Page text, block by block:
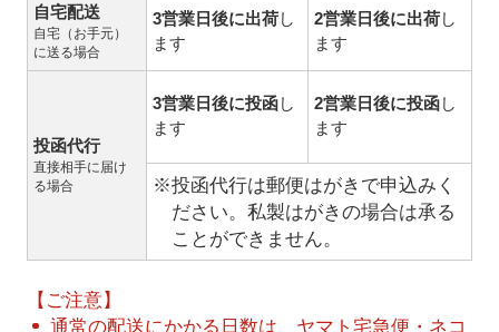
自宅配送
自宅（お手元）
に送る場合
3営業日後に出荷し
ます
2営業日後に出荷し
ます
投函代行
直接相手に届け
る場合
3営業日後に投函し
ます
2営業日後に投函し
ます
※投函代行は郵便はがきで申込みく
ださい。私製はがきの場合は承る
ことができません。
【ご注意】
通常の配送にかかる日数は、ヤマト宅急便・ネコ